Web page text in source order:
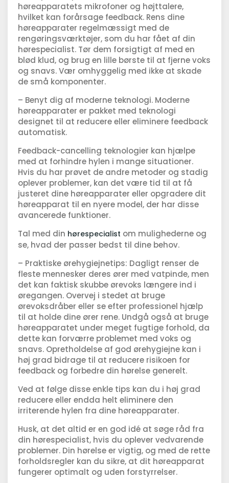
høreapparatets mikrofoner og højttalere,
hvilket kan forårsage feedback. Rens dine
høreapparater regelmæssigt med de
rengøringsværktøjer, som du har fået af din
hørespecialist. Tør dem forsigtigt af med en
blød klud, og brug en lille børste til at fjerne voks
og snavs. Vær omhyggelig med ikke at skade
de små komponenter.
– Benyt dig af moderne teknologi. Moderne
høreapparater er pakket med teknologi
designet til at reducere eller eliminere feedback
automatisk.
Feedback-cancelling teknologier kan hjælpe
med at forhindre hylen i mange situationer.
Hvis du har prøvet de andre metoder og stadig
oplever problemer, kan det være tid til at få
justeret dine høreapparater eller opgradere dit
høreapparat til en nyere model, der har disse
avancerede funktioner.
Tal med din hørespecialist om mulighederne og
se, hvad der passer bedst til dine behov.
– Praktiske ørehygiejnetips: Dagligt renser de
fleste mennesker deres ører med vatpinde, men
det kan faktisk skubbe ørevoks længere ind i
øregangen. Overvej i stedet at bruge
ørevoksdråber eller se efter professionel hjælp
til at holde dine ører rene. Undgå også at bruge
høreapparatet under meget fugtige forhold, da
dette kan forværre problemet med voks og
snavs. Opretholdelse af god ørehygiejne kan i
høj grad bidrage til at reducere risikoen for
feedback og forbedre din hørelse generelt.
Ved at følge disse enkle tips kan du i høj grad
reducere eller endda helt eliminere den
irriterende hylen fra dine høreapparater.
Husk, at det altid er en god idé at søge råd fra
din hørespecialist, hvis du oplever vedvarende
problemer. Din hørelse er vigtig, og med de rette
forholdsregler kan du sikre, at dit høreapparat
fungerer optimalt og uden forstyrrelser.